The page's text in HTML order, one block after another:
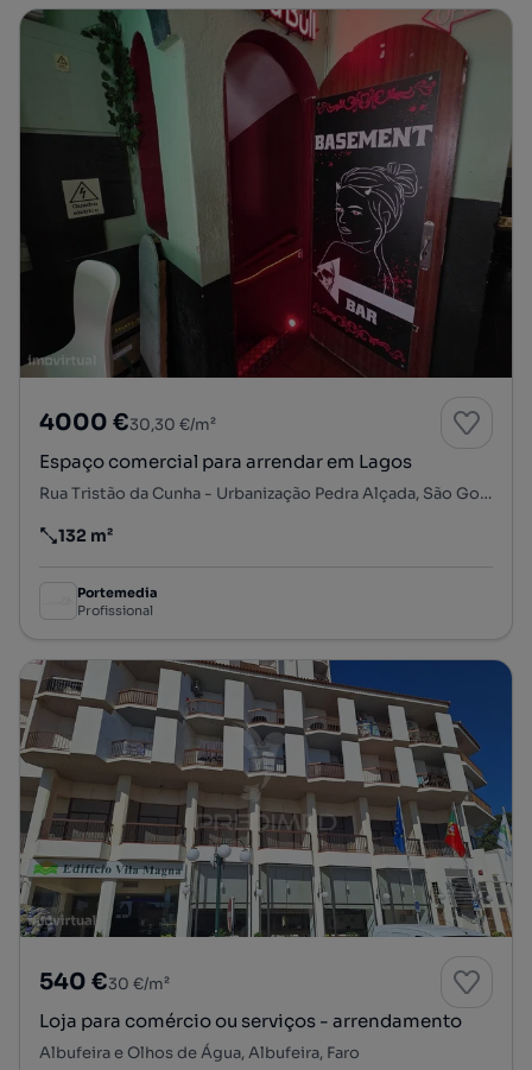
4000 €30,30 €/m²
Espaço comercial para arrendar em Lagos
Rua Tristão da Cunha - Urbanização Pedra Alçada, São Gonçalo de Lagos, Lagos, Faro
Preço por metro quadrado
132 m²
Portemedia
Profissional
540 €30 €/m²
Loja para comércio ou serviços - arrendamento
Albufeira e Olhos de Água, Albufeira, Faro